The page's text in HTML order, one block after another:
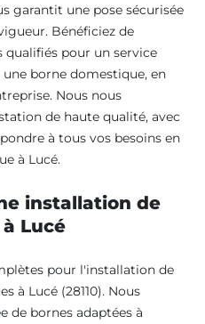
garantit une pose sécurisée
Bénéficiez de
qualifiés pour un service
borne domestique, en
Nous nous
de haute qualité, avec
à tous vos besoins en
à Lucé.
installation de
Lucé
pour l'installation de
à Lucé (28110). Nous
de bornes adaptées à